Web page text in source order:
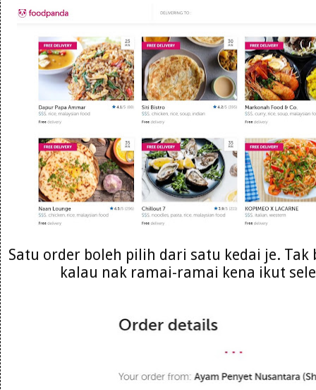
Satu order boleh pilih dari satu kedai je. Tak
kalau nak ramai-ramai kena ikut